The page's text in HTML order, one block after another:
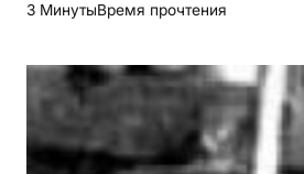
3 МинутыВремя прочтения